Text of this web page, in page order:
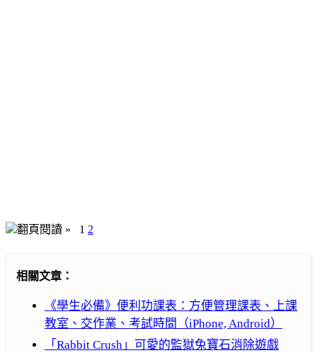
翻頁閱讀 » 1 2
相關文章：
《學生必備》便利功課表：方便管理課表、上課
教室、交作業、考試時間（iPhone, Android）
「Rabbit Crush」可愛的監獄兔寶石消除遊戲